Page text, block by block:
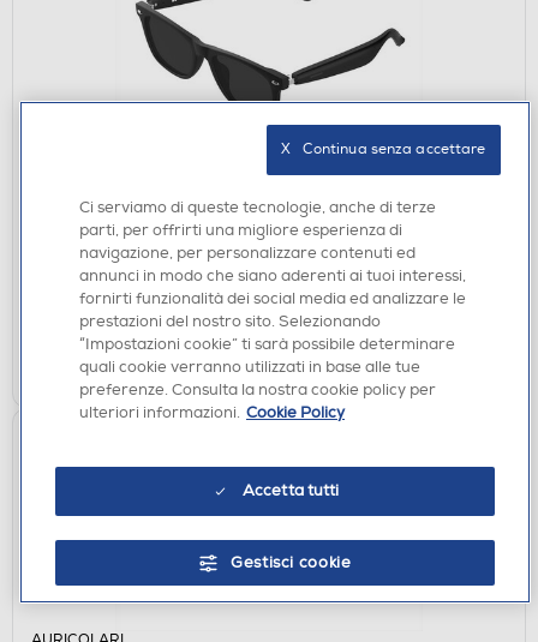
€ 39,90
Acquisto online:disponibile
Ritiro in negozio in 30' gratuito:verifica
AGGIUNGI
Ci serviamo di queste tecnologie, anche di terze
parti, per offrirti una migliore esperienza di
navigazione, per personalizzare contenuti ed
annunci in modo che siano aderenti ai tuoi interessi,
fornirti funzionalità dei social media ed analizzare le
prestazioni del nostro sito. Selezionando
“Impostazioni cookie” ti sarà possibile determinare
quali cookie verranno utilizzati in base alle tue
preferenze. Consulta la nostra cookie policy per
ulteriori informazioni. Cookie Policy
Accetta tutti
Gestisci cookie
X   Continua senza accettare